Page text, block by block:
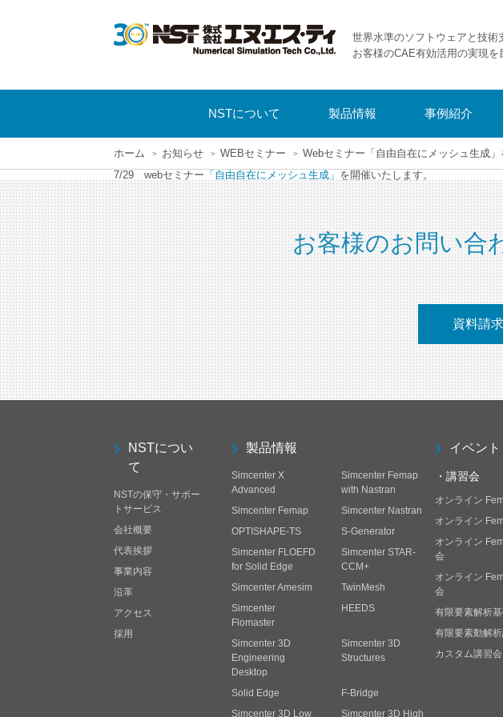
世界水準のソフトウェアと技術
お客様のCAE有効活用の実現を
NSTについて 製品情報 事例紹介
ホーム お知らせ WEBセミナー
Webセミナー「自由自在にメッシュ生成」
7/29 webセミナー 「自由自在にメッシュ生成」 を開催いたします。
お客様のお問い合
資料請求
NSTについ
て
NSTの保守・サポー
トサービス
会社概要
代表挨拶
事業内容
沿革
アクセス
採用
製品情報
Simcenter X
Advanced
Simcenter Femap
with Nastran
Simcenter Femap
Simcenter Nastran
OPTISHAPE-TS
S-Generator
Simcenter FLOEFD
for Solid Edge
Simcenter STAR-
CCM+
Simcenter Amesim
TwinMesh
Simcenter
Flomaster
HEEDS
Simcenter 3D
Engineering
Desktop
Simcenter 3D
Structures
Solid Edge
F-Bridge
Simcenter 3D Low
Simcenter 3D High
イベン
・講習会
オンライン
オンライン
オンライン
会
オンライン
会
有限要素解析
有限要素動解
カスタム講習会